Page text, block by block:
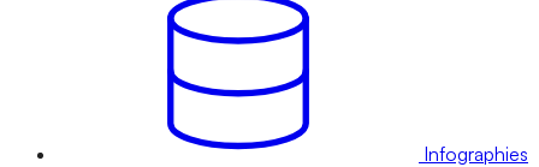
Infographies